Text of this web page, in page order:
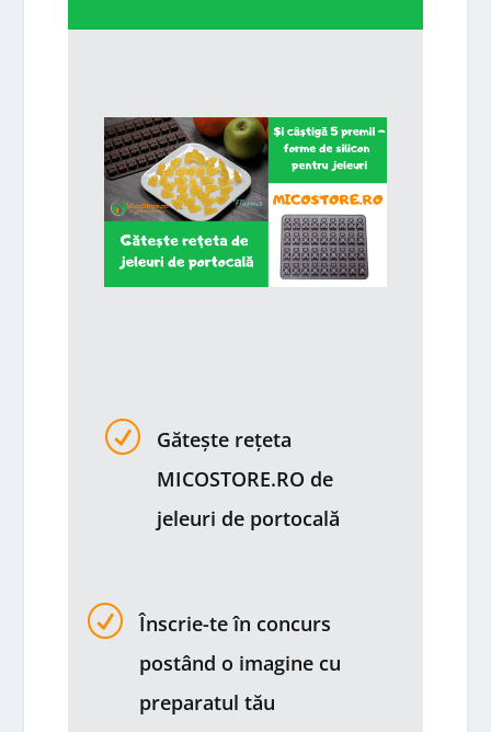
R
Gătește rețeta
MICOSTORE.RO de
jeleuri de portocală
R
Înscrie-te în concurs
postând o imagine cu
preparatul tău